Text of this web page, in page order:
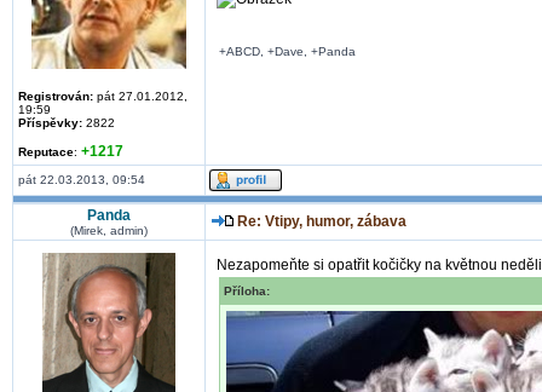
Registrován: pát 27.01.2012,
19:59
Příspěvky: 2822
Reputace: +1217
+ABCD, +Dave, +Panda
pát 22.03.2013, 09:54
Panda
(Mirek, admin)
Re: Vtipy, humor, zábava
Nezapomeňte si opatřit kočičky na květnou
Příloha: